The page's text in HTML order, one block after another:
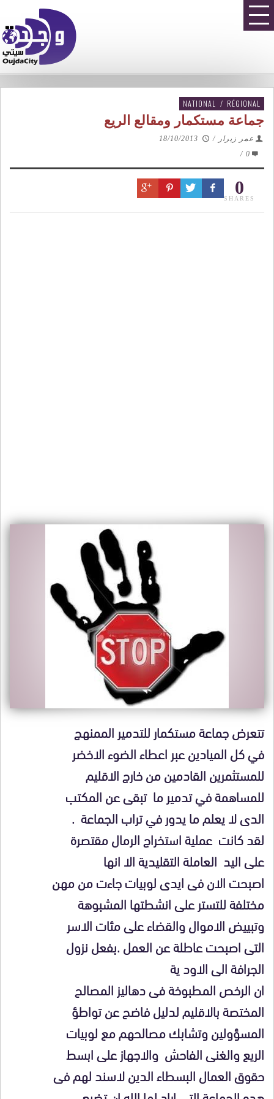
NATIONAL / RÉGIONAL
جماعة مستكمار ومقالع الريع
عمر زيرار /
18/10/2013
0
/
0
SHARES
تتعرض جماعة مستكمار للتدمير الممنهج
في كل الميادين عبر اعطاء الضوء الاخضر
للمستثمرين القادمين من خارج الاقليم
للمساهمة في تدمير ما تبقى عن المكتب
الدى لا يعلم ما يدور في تراب الجماعة .
لقد كانت عملية استخراج الرمال مقتصرة
على اليد العاملة التقليدية الا انها
اصبحت الان فى ايدى لوبيات جاءت من مهن
مختلفة للتستر على انشطتها المشبوهة
وتبييض الاموال والقضاء على مئات الاسر
التى اصبحت عاطلة عن العمل .بفعل نزول
الجرافة الى الاود ية
ان الرخص المطبوخة فى دهاليز المصالح
المختصة بالاقليم لدليل فاضح عن تواطؤ
المسؤولين وتشابك مصالحهم مع لوبيات
الريع والغنى الفاحش والاجهاز على ابسط
حقوق العمال البسطاء الدين لاسند لهم فى